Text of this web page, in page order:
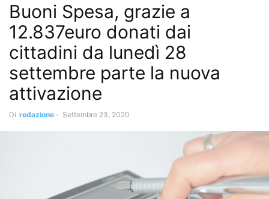
Buoni Spesa, grazie a
12.837euro donati dai
cittadini da lunedì 28
settembre parte la nuova
attivazione
Di redazione - Settembre 23, 2020